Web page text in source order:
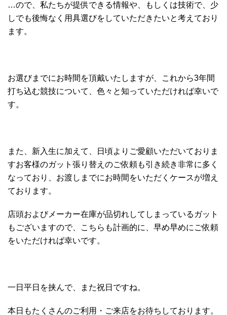
…ので、私たちが提供できる情報や、もしくは技術で、少
しでも後悔なく用具選びをしていただきたいと考えており
ます。
お選びまでにお時間を頂戴いたしますが、これから3年間
打ち込む競技について、色々と知っていただければ幸いで
す。
また、新入生に加えて、日頃よりご愛顧いただいておりま
すお客様のガット張り替えのご依頼も引き続き非常に多く
なっており、お渡しまでにお時間をいただくケースが増え
ております。
店頭およびメーカー在庫が品切れしてしまっているガット
もございますので、こちらも計画的に、早め早めにご依頼
をいただければ幸いです。
一日平日を挟んで、また祝日ですね。
本日もたくさんのご利用・ご来店をお待ちしております。